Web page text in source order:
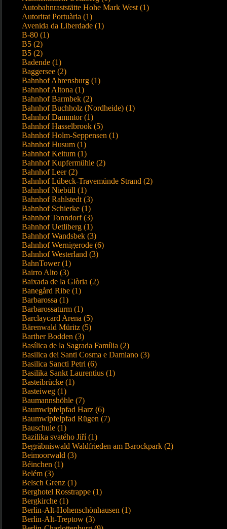
Autobahnraststätte Hohe Mark West (1)
Autoritat Portuària (1)
Avenida da Liberdade (1)
B-80 (1)
B5 (2)
B5 (2)
Badende (1)
Baggersee (2)
Bahnhof Ahrensburg (1)
Bahnhof Altona (1)
Bahnhof Barmbek (2)
Bahnhof Buchholz (Nordheide) (1)
Bahnhof Dammtor (1)
Bahnhof Hasselbrook (5)
Bahnhof Holm-Seppensen (1)
Bahnhof Husum (1)
Bahnhof Keitum (1)
Bahnhof Kupfermühle (2)
Bahnhof Leer (2)
Bahnhof Lübeck-Travemünde Strand (2)
Bahnhof Niebüll (1)
Bahnhof Rahlstedt (3)
Bahnhof Schierke (1)
Bahnhof Tonndorf (3)
Bahnhof Uetliberg (1)
Bahnhof Wandsbek (3)
Bahnhof Wernigerode (6)
Bahnhof Westerland (3)
BahnTower (1)
Bairro Alto (3)
Baixada de la Glòria (2)
Banegård Ribe (1)
Barbarossa (1)
Barbarossaturm (1)
Barclaycard Arena (5)
Bärenwald Müritz (5)
Barther Bodden (3)
Basílica de la Sagrada Família (2)
Basilica dei Santi Cosma e Damiano (3)
Basilica Sancti Petri (6)
Basilika Sankt Laurentius (1)
Basteibrücke (1)
Basteiweg (1)
Baumannshöhle (7)
Baumwipfelpfad Harz (6)
Baumwipfelpfad Rügen (7)
Bauschule (1)
Bazilika svatého Jiří (1)
Begräbniswald Waldfrieden am Barockpark (2)
Beimoorwald (3)
Béinchen (1)
Belém (3)
Belsch Grenz (1)
Berghotel Rosstrappe (1)
Bergkirche (1)
Berlin-Alt-Hohenschönhausen (1)
Berlin-Alt-Treptow (3)